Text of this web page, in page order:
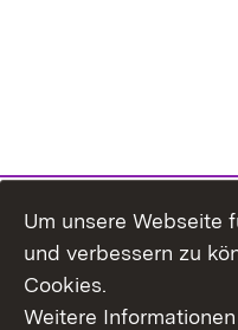
Um unsere Webseite
und verbessern zu
Cookies.
Weitere